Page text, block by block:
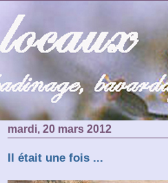
mardi, 20 mars 2012
Il était une fois ...